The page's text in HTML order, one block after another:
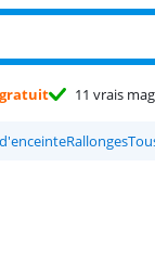
gratuit 11 vrais
Rallonges